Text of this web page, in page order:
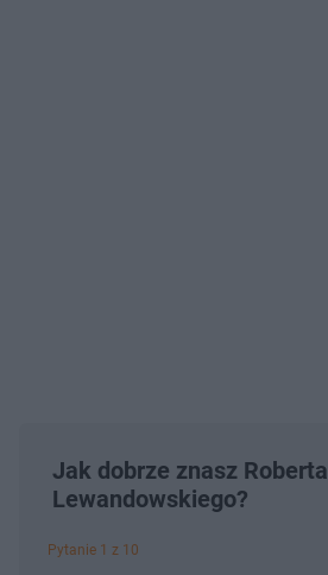
Jak dobrze znasz Roberta
Lewandowskiego?
Pytanie 1 z 10